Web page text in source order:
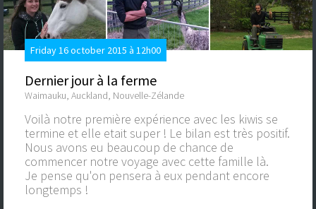
Friday 16 october 2015 à 12h00
Dernier jour à la ferme
Waimauku, Auckland, Nouvelle-Zélande
Voilà notre première expérience avec les kiwis se
termine et elle etait super ! Le bilan est très positif.
Nous avons eu beaucoup de chance de
commencer notre voyage avec cette famille là.
Je pense qu'on pensera à eux pendant encore
longtemps !